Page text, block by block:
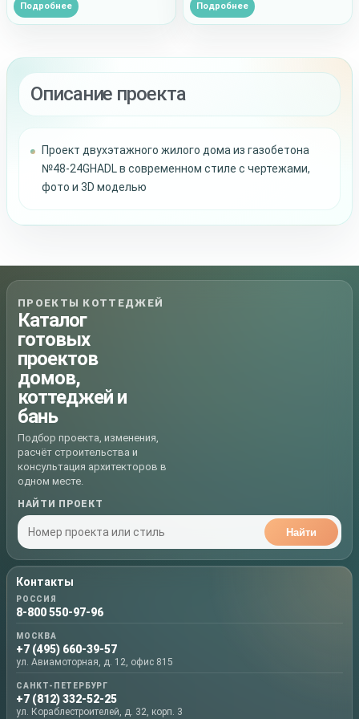
Подробнее Подробнее
Описание проекта
Проект двухэтажного жилого дома из газобетона
№48-24GHADL в современном стиле с чертежами,
фото и 3D моделью
ПРОЕКТЫ КОТТЕДЖЕЙ
Каталог
готовых
проектов
домов,
коттеджей и
бань
Подбор проекта, изменения,
расчёт строительства и
консультация архитекторов в
одном месте.
НАЙТИ ПРОЕКТ
Найти
Контакты
РОССИЯ
8-800 550-97-96
МОСКВА
+7 (495) 660-39-57
ул. Авиамоторная, д. 12, офис 815
САНКТ-ПЕТЕРБУРГ
+7 (812) 332-52-25
ул. Кораблестроителей, д. 32, корп. 3